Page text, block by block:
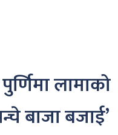
लामाको
बाजा बजाई’